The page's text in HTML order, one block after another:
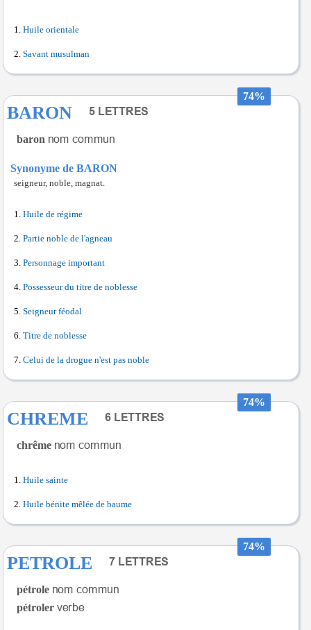
Huile orientale
Savant musulman
74%
BARON
baron
Synonyme de BARON
seigneur, noble, magnat.
Huile de régime
Partie noble de l'agneau
Personnage important
Possesseur du titre de noblesse
Seigneur féodal
Titre de noblesse
Celui de la drogue n'est pas noble
74%
CHREME
chrême
Huile sainte
Huile bénite mêlée de baume
74%
PETROLE
pétrole
pétroler